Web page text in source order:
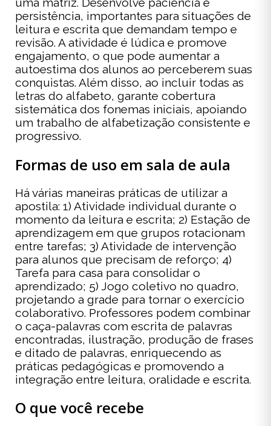
uma matriz. Desenvolve paciência e
persistência, importantes para situações de
leitura e escrita que demandam tempo e
revisão. A atividade é lúdica e promove
engajamento, o que pode aumentar a
autoestima dos alunos ao perceberem suas
conquistas. Além disso, ao incluir todas as
letras do alfabeto, garante cobertura
sistemática dos fonemas iniciais, apoiando
um trabalho de alfabetização consistente e
progressivo.
Formas de uso em sala de aula
Há várias maneiras práticas de utilizar a
apostila: 1) Atividade individual durante o
momento da leitura e escrita; 2) Estação de
aprendizagem em que grupos rotacionam
entre tarefas; 3) Atividade de intervenção
para alunos que precisam de reforço; 4)
Tarefa para casa para consolidar o
aprendizado; 5) Jogo coletivo no quadro,
projetando a grade para tornar o exercício
colaborativo. Professores podem combinar
o caça-palavras com escrita de palavras
encontradas, ilustração, produção de frases
e ditado de palavras, enriquecendo as
práticas pedagógicas e promovendo a
integração entre leitura, oralidade e escrita.
O que você recebe